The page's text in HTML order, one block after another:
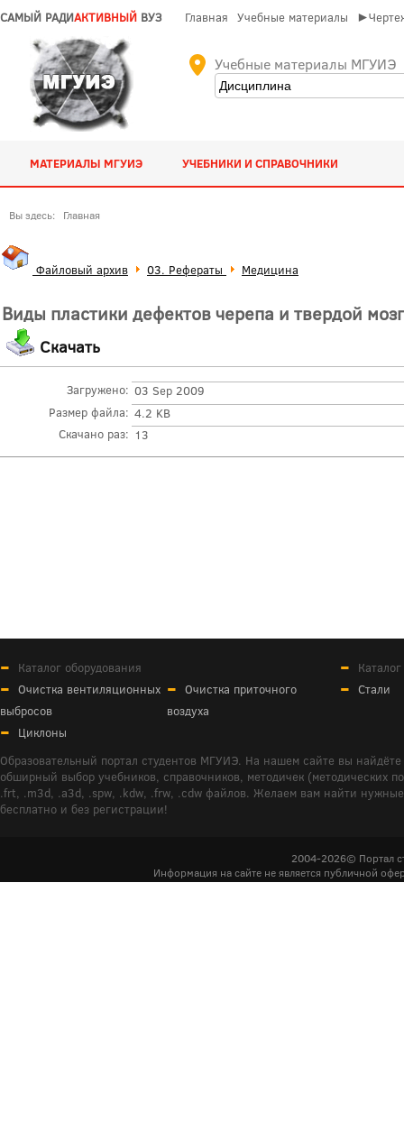
САМЫЙ РАДИАКТИВНЫЙ ВУЗ Главная Учебные материалы
Учебные материалы МГУИЭ
МАТЕРИАЛЫ МГУИЭ УЧЕБНИКИ И СПРАВОЧНИКИ
Вы здесь: Главная
Файловый архив 03. Рефераты Медицина
Виды пластики дефектов черепа и твердой
Скачать
Загружено: 03 Sep 2009
Размер файла: 4.2 KB
Скачано раз: 13
Каталог оборудования
Очистка вентиляционных
выбросов
Очистка приточного
воздуха
Циклоны
Стали
Образовательный портал студентов МГУИЭ. На нашем сайте вы
обширный выбор учебников, справочников, методичек (методических
.frt, .m3d, .a3d, .spw, .kdw, .frw, .cdw файлов. Желаем вам найти
бесплатно и без регистрации!
2004-2026© Портал
Информация на сайте не является публичной